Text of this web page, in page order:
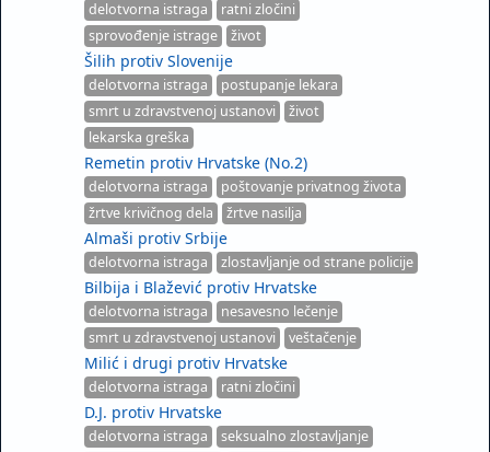
delotvorna istraga
ratni zločini
sprovođenje istrage
život
Šilih protiv Slovenije
delotvorna istraga
postupanje lekara
smrt u zdravstvenoj ustanovi
život
lekarska greška
Remetin protiv Hrvatske (No.2)
delotvorna istraga
poštovanje privatnog života
žrtve krivičnog dela
žrtve nasilja
Almaši protiv Srbije
delotvorna istraga zlostavljanje od strane policije
Bilbija i Blažević protiv Hrvatske
delotvorna istraga
nesavesno lečenje
smrt u zdravstvenoj ustanovi
veštačenje
Milić i drugi protiv Hrvatske
delotvorna istraga ratni zločini
D.J. protiv Hrvatske
delotvorna istraga
seksualno zlostavljanje